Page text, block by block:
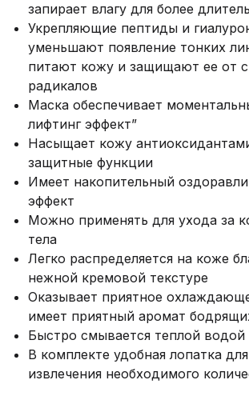
запирает влагу для более
Укрепляющие пептиды и
уменьшают появление тонких
питают кожу и защищают ее от
радикалов
Маска обеспечивает
лифтинг эффект”
Насыщает кожу
защитные функции
Имеет накопительный
эффект
Можно применять для ухода за
тела
Легко распределяется на коже
нежной кремовой текстуре
Оказывает приятное
имеет приятный аромат
Быстро смывается теплой водой
В комплекте удобная лопатка
извлечения необходимого